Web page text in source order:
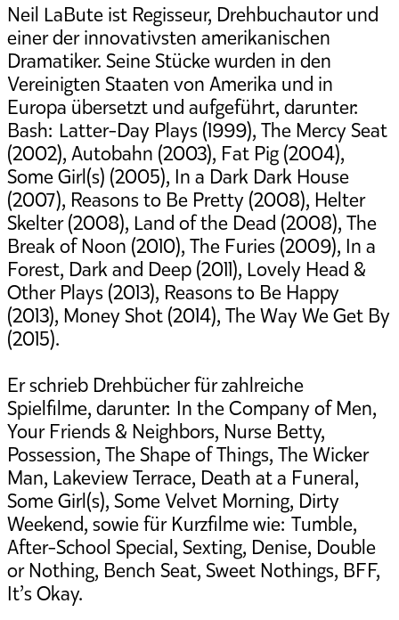
Neil LaBute ist Regisseur, Drehbuchautor und
einer der innovativsten amerikanischen
Dramatiker. Seine Stücke wurden in den
Vereinigten Staaten von Amerika und in
Europa übersetzt und aufgeführt, darunter:
Bash: Latter-Day Plays (1999), The Mercy Seat
(2002), Autobahn (2003), Fat Pig (2004),
Some Girl(s) (2005), In a Dark Dark House
(2007), Reasons to Be Pretty (2008), Helter
Skelter (2008), Land of the Dead (2008), The
Break of Noon (2010), The Furies (2009), In a
Forest, Dark and Deep (2011), Lovely Head &
Other Plays (2013), Reasons to Be Happy
(2013), Money Shot (2014), The Way We Get By
(2015).
Er schrieb Drehbücher für zahlreiche
Spielfilme, darunter: In the Company of Men,
Your Friends & Neighbors, Nurse Betty,
Possession, The Shape of Things, The Wicker
Man, Lakeview Terrace, Death at a Funeral,
Some Girl(s), Some Velvet Morning, Dirty
Weekend, sowie für Kurzfilme wie: Tumble,
After-School Special, Sexting, Denise, Double
or Nothing, Bench Seat, Sweet Nothings, BFF,
It’s Okay.